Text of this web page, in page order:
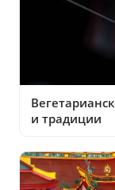
и традиции